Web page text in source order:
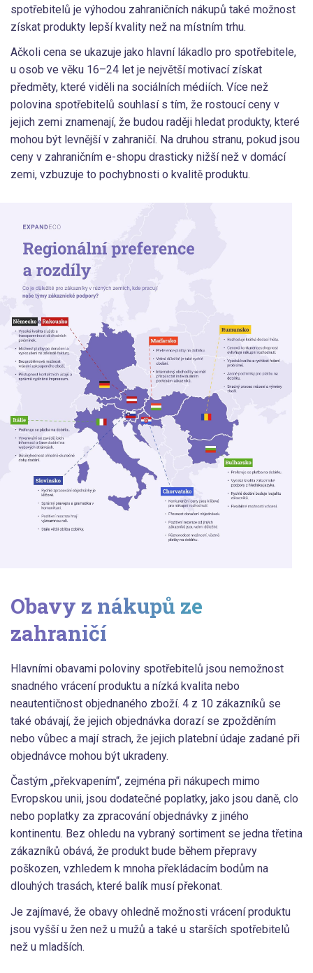
spotřebitelů je výhodou zahraničních nákupů také možnost
získat produkty lepší kvality než na místním trhu.
Ačkoli cena se ukazuje jako hlavní lákadlo pro spotřebitele,
u osob ve věku 16–24 let je největší motivací získat
předměty, které viděli na sociálních médiích. Více než
polovina spotřebitelů souhlasí s tím, že rostoucí ceny v
jejich zemi znamenají, že budou raději hledat produkty, které
mohou být levnější v zahraničí. Na druhou stranu, pokud jsou
ceny v zahraničním e-shopu drasticky nižší než v domácí
zemi, vzbuzuje to pochybnosti o kvalitě produktu.
Obavy z nákupů ze
zahraničí
Hlavními obavami poloviny spotřebitelů jsou nemožnost
snadného vrácení produktu a nízká kvalita nebo
neautentičnost objednaného zboží. 4 z 10 zákazníků se
také obávají, že jejich objednávka dorazí se zpožděním
nebo vůbec a mají strach, že jejich platební údaje zadané při
objednávce mohou být ukradeny.
Častým „překvapením“, zejména při nákupech mimo
Evropskou unii, jsou dodatečné poplatky, jako jsou daně, clo
nebo poplatky za zpracování objednávky z jiného
kontinentu. Bez ohledu na vybraný sortiment se jedna třetina
zákazníků obává, že produkt bude během přepravy
poškozen, vzhledem k mnoha překládacím bodům na
dlouhých trasách, které balík musí překonat.
Je zajímavé, že obavy ohledně možnosti vrácení produktu
jsou vyšší u žen než u mužů a také u starších spotřebitelů
než u mladších.